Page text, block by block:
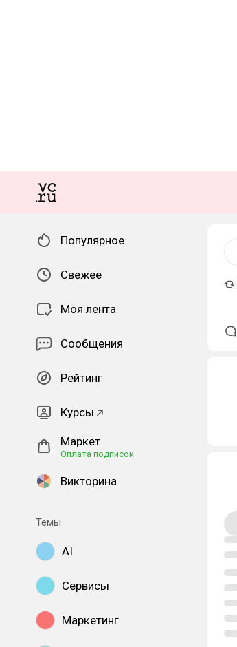
Популярное
Свежее
Моя лента
Сообщения
Рейтинг
Курсы
Маркет
Оплата подписок
Викторина
Темы
AI
Сервисы
Маркетинг